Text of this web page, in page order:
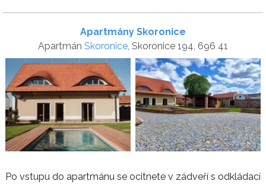
Apartmány Skoronice
Apartmán Skoronice, Skoronice 194, 696 41
Po vstupu do apartmánu se ocitnete v zádveří s odkládací